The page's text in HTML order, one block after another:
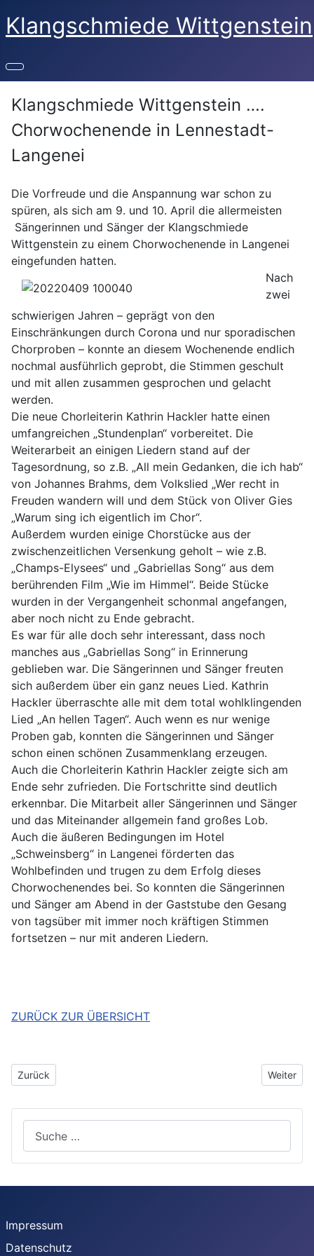
Klangschmiede Wittgenstein
Klangschmiede Wittgenstein ….
Chorwochenende in Lennestadt-
Langenei
Die Vorfreude und die Anspannung war schon zu
spüren, als sich am 9. und 10. April die allermeisten
Sängerinnen und Sänger der Klangschmiede
Wittgenstein zu einem Chorwochenende in Langenei
eingefunden hatten.
Nach
zwei
schwierigen Jahren – geprägt von den
Einschränkungen durch Corona und nur sporadischen
Chorproben – konnte an diesem Wochenende endlich
nochmal ausführlich geprobt, die Stimmen geschult
und mit allen zusammen gesprochen und gelacht
werden.
Die neue Chorleiterin Kathrin Hackler hatte einen
umfangreichen „Stundenplan“ vorbereitet. Die
Weiterarbeit an einigen Liedern stand auf der
Tagesordnung, so z.B. „All mein Gedanken, die ich hab“
von Johannes Brahms, dem Volkslied „Wer recht in
Freuden wandern will und dem Stück von Oliver Gies
„Warum sing ich eigentlich im Chor“.
Außerdem wurden einige Chorstücke aus der
zwischenzeitlichen Versenkung geholt – wie z.B.
„Champs-Elysees“ und „Gabriellas Song“ aus dem
berührenden Film „Wie im Himmel“. Beide Stücke
wurden in der Vergangenheit schonmal angefangen,
aber noch nicht zu Ende gebracht.
Es war für alle doch sehr interessant, dass noch
manches aus „Gabriellas Song“ in Erinnerung
geblieben war. Die Sängerinnen und Sänger freuten
sich außerdem über ein ganz neues Lied. Kathrin
Hackler überraschte alle mit dem total wohlklingenden
Lied „An hellen Tagen“. Auch wenn es nur wenige
Proben gab, konnten die Sängerinnen und Sänger
schon einen schönen Zusammenklang erzeugen.
Auch die Chorleiterin Kathrin Hackler zeigte sich am
Ende sehr zufrieden. Die Fortschritte sind deutlich
erkennbar. Die Mitarbeit aller Sängerinnen und Sänger
und das Miteinander allgemein fand großes Lob.
Auch die äußeren Bedingungen im Hotel
„Schweinsberg“ in Langenei förderten das
Wohlbefinden und trugen zu dem Erfolg dieses
Chorwochenendes bei. So konnten die Sängerinnen
und Sänger am Abend in der Gaststube den Gesang
von tagsüber mit immer noch kräftigen Stimmen
fortsetzen – nur mit anderen Liedern.
ZURÜCK ZUR ÜBERSICHT
Vorheriger Beitrag: Das Jahr 2022 JHV
Zurück Nächster
Weiter
Impressum
Datenschutz